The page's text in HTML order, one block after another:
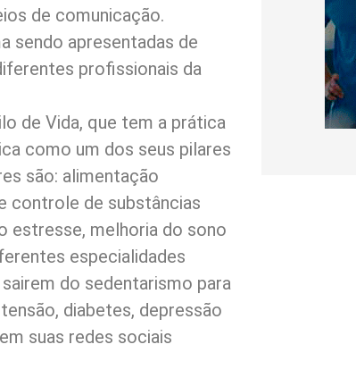
de comunicação.
sendo apresentadas de
profissionais da
de Vida, que tem a prática
como um dos seus pilares
são: alimentação
controle de substâncias
estresse, melhoria do sono
especialidades
do sedentarismo para
diabetes, depressão
suas redes sociais